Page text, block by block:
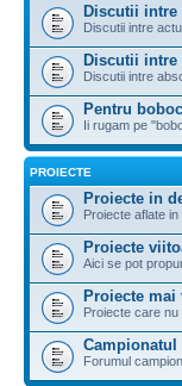
Discutii intre
Discutii intre
Discutii intre
Discutii intre
Pentru
Ii rugam pe
PROIECTE
Proiecte in
Proiecte aflate
Proiecte
Aici se pot
Proiecte mai
Proiecte care
Campionatul
Forumul